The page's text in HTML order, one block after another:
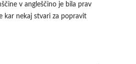
v angleščino je bila prav
kar nekaj stvari za popravit